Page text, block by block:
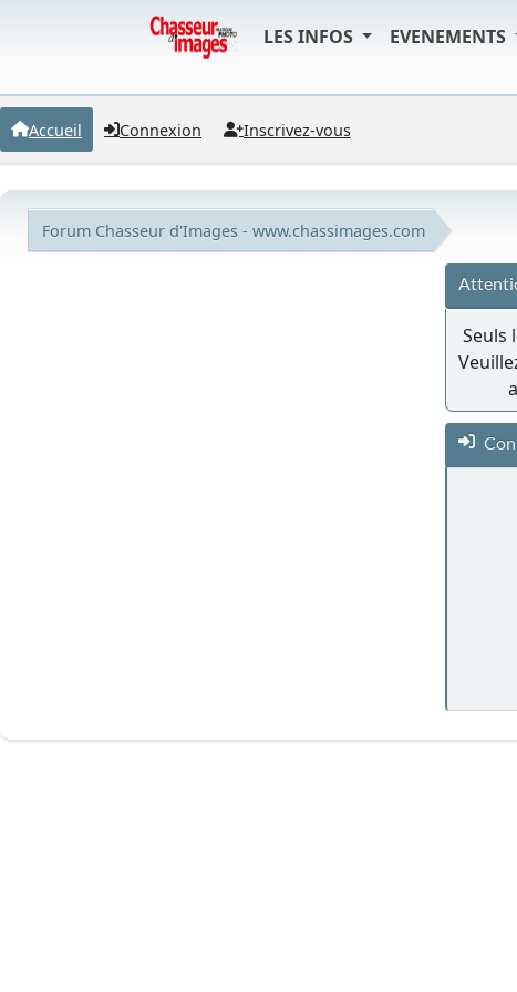
LES INFOS EVENEMENTS
Accueil Connexion Inscrivez-vous
Forum Chasseur d'Images - www.chassimages.com
Seuls